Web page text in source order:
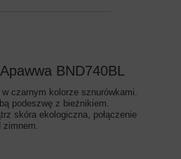
BND740BL
czarnym kolorze sznurówkami.
podeszwę z bieżnikiem.
skóra ekologiczna, połączenie
zimnem.